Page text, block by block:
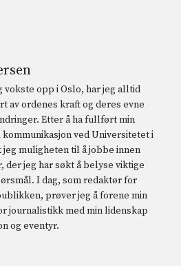
vokste opp i Oslo, har jeg alltid
av ordenes kraft og deres evne
Etter å ha fullført min
ved Universitetet i
muligheten til å jobbe innen
der jeg har søkt å belyse viktige
I dag, som redaktør for
prøver jeg å forene min
journalistikk med min lidenskap
og eventyr.